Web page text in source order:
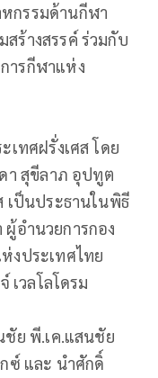
กรรมด้านกีฬา
สร้างสรรค์ ร่วมกับ
ารกีฬาแห่ง
เทศฝรั่งเศส โดย
า สุขีลาภ อุปทูต
เป็นประธานในพิธี
อำนวยการกอง
งประเทศไทย
เวลโลโดรม
ย พี.เค.แสนชัย
ซ์ และ นำศักดิ์